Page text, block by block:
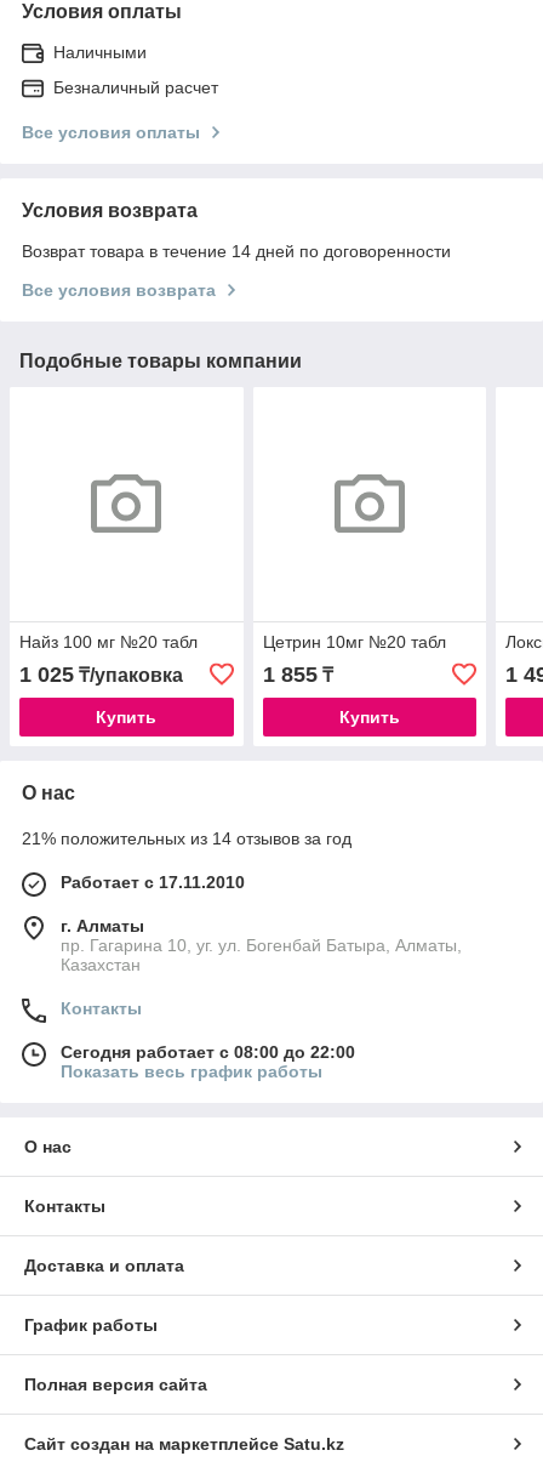
Условия оплаты
Наличными
Безналичный расчет
Все условия оплаты
Условия возврата
Возврат товара в течение 14 дней по договоренности
Все условия возврата
Подобные товары компании
Найз 100 мг №20 табл
1 025 ₸/упаковка
Купить
Цетрин 10мг №20 табл
1 855₸
Купить
1
О нас
21% положительных из 14 отзывов за год
Работает с 17.11.2010
г. Алматы
пр. Гагарина 10, уг. ул. Богенбай Батыра, Алматы,
Казахстан
Контакты
Сегодня работает с 08:00 до 22:00
Показать весь график работы
О нас
Контакты
Доставка и оплата
График работы
Полная версия сайта
Сайт создан на маркетплейсе Satu.kz